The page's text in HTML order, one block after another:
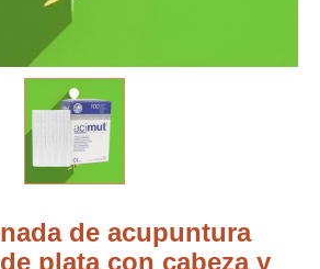
de acupuntura
plata con cabeza y